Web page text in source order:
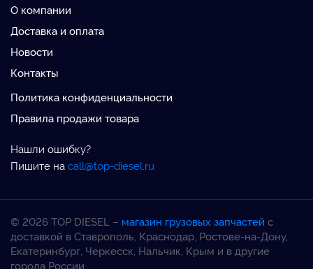
О компании
Доставка и оплата
Новости
Контакты
Политика конфиденциальности
Правила продажи товара
Нашли ошибку?
Пишите наcall@top-diesel.ru
© 2026 TOP DIESEL – магазин грузовых запчастей с
доставкой в Ставрополь, Краснодар, Ростове-на-Дону,
Екатеринбург, Черкесск, Нальчик, Крым и в другие
города России